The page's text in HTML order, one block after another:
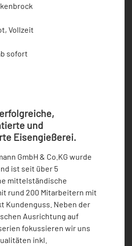
Vollzeit
sofort
und
Eisengießerei.
GmbH & Co.KG wurde
ist seit über 5
mittelständische
rund 200 Mitarbeitern mit
Kundenguss. Neben der
Ausrichtung auf
fokussieren wir uns
inkl.